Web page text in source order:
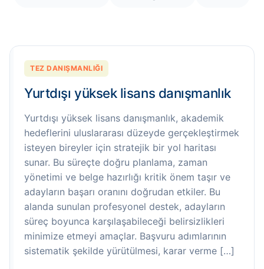
TEZ DANIŞMANLIĞI
Yurtdışı yüksek lisans danışmanlık
Yurtdışı yüksek lisans danışmanlık, akademik
hedeflerini uluslararası düzeyde gerçekleştirmek
isteyen bireyler için stratejik bir yol haritası
sunar. Bu süreçte doğru planlama, zaman
yönetimi ve belge hazırlığı kritik önem taşır ve
adayların başarı oranını doğrudan etkiler. Bu
alanda sunulan profesyonel destek, adayların
süreç boyunca karşılaşabileceği belirsizlikleri
minimize etmeyi amaçlar. Başvuru adımlarının
sistematik şekilde yürütülmesi, karar verme […]